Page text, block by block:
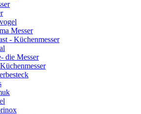
Messer
- Küchenmesser
die Messer